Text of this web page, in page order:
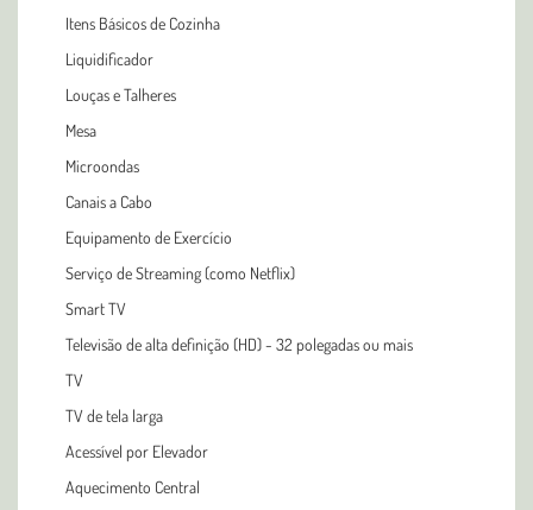
Itens Básicos de Cozinha
Liquidificador
Louças e Talheres
Mesa
Microondas
Canais a Cabo
Equipamento de Exercício
Serviço de Streaming (como Netflix)
Smart TV
Televisão de alta definição (HD) - 32 polegadas ou mais
TV
TV de tela larga
Acessível por Elevador
Aquecimento Central